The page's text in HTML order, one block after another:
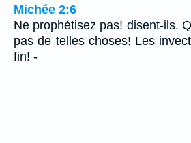
Michée 2:6
Ne prophétisez pas! disent-ils.
pas de telles choses! Les
fin! -